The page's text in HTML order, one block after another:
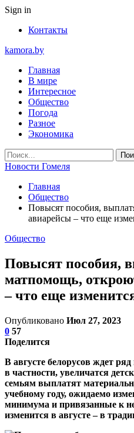
Sign in
Контакты
kamora.by
Главная
В мире
Интересное
Общество
Погода
Разное
Экономика
Новости Гомеля
Главная
Общество
Повысят пособия,
авиарейсы – что еще
Общество
Повысят пособия,
матпомощь,
– что еще
Опубликовано Июл 27, 2023
0 57
Поделится
В августе белорусов ждет
в частности, увеличатся
семьям выплатят
учебному году, ожидаемо
минимума и привязанные к
изменится в августе – в